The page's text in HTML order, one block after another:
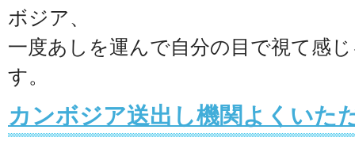
ボジア、
一度あしを運んで自分の目で視て感
す。
カンボジア送出し機関よくいた